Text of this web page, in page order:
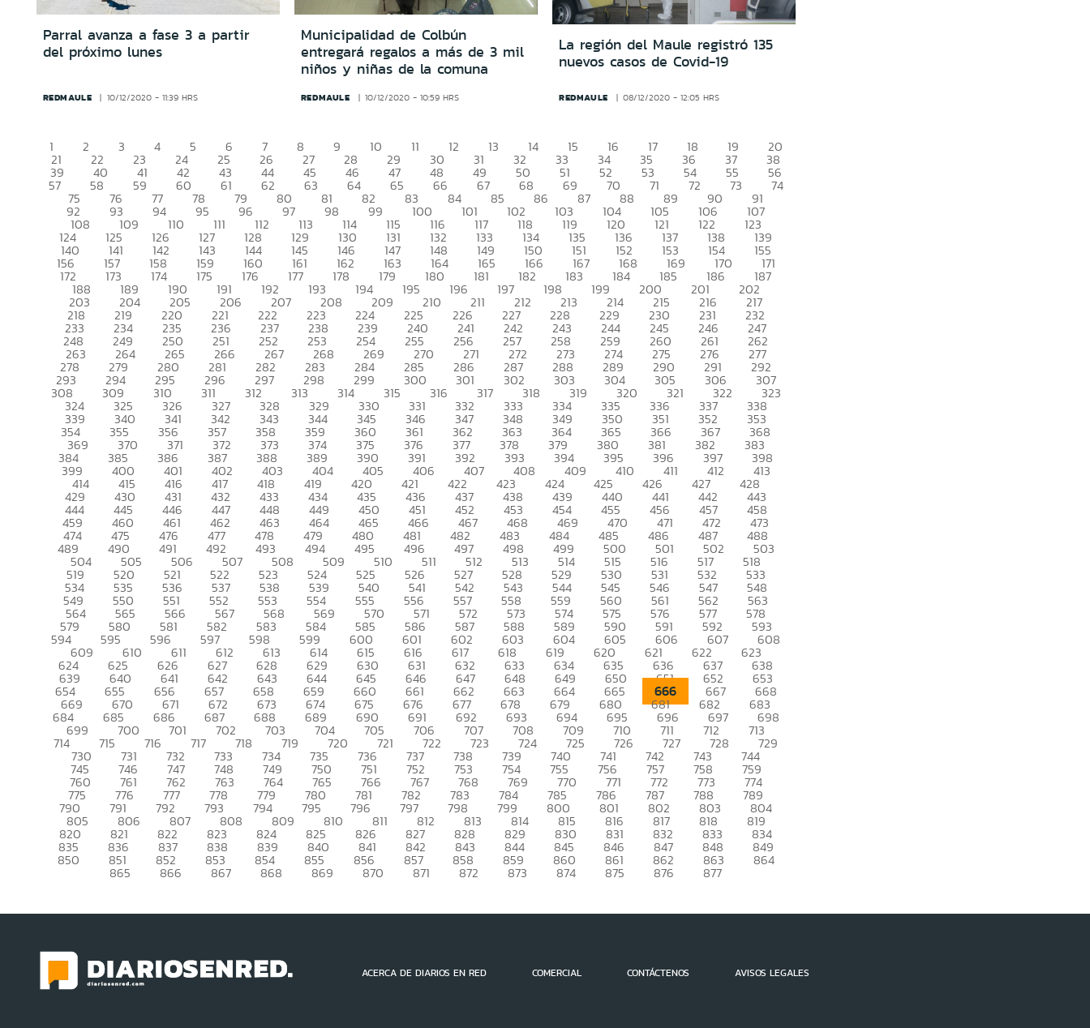
Parral avanza a fase 3 a partir
del próximo lunes
REDMAULE 10/12/2020 - 11:39 HRS
Municipalidad de Colbún
entregará regalos a más de 3 mil
niños y niñas de la comuna
REDMAULE 10/12/2020 - 10:59 HRS
La región del Maule registró 135
nuevos casos de Covid-19
REDMAULE 08/12/2020 - 12:05 HRS
1 2 3 4 5 6 7 8 9 10 11 12 13 14 15 16 17 18 19 20
21 22 23 24 25 26 27 28 29 30 31 32 33 34 35 36 37 38
39 40 41 42 43 44 45 46 47 48 49 50 51 52 53 54 55 56
57 58 59 60 61 62 63 64 65 66 67 68 69 70 71 72 73 74
75 76 77 78 79 80 81 82 83 84 85 86 87 88 89 90 91
92 93 94 95 96 97 98 99 100 101 102 103 104 105 106 107
108 109 110 111 112 113 114 115 116 117 118 119 120 121 122 123
124 125 126 127 128 129 130 131 132 133 134 135 136 137 138 139
140 141 142 143 144 145 146 147 148 149 150 151 152 153 154 155
156 157 158 159 160 161 162 163 164 165 166 167 168 169 170 171
172 173 174 175 176 177 178 179 180 181 182 183 184 185 186 187
188 189 190 191 192 193 194 195 196 197 198 199 200 201 202
203 204 205 206 207 208 209 210 211 212 213 214 215 216 217
218 219 220 221 222 223 224 225 226 227 228 229 230 231 232
233 234 235 236 237 238 239 240 241 242 243 244 245 246 247
248 249 250 251 252 253 254 255 256 257 258 259 260 261 262
263 264 265 266 267 268 269 270 271 272 273 274 275 276 277
278 279 280 281 282 283 284 285 286 287 288 289 290 291 292
293 294 295 296 297 298 299 300 301 302 303 304 305 306 307
308 309 310 311 312 313 314 315 316 317 318 319 320 321 322 323
324 325 326 327 328 329 330 331 332 333 334 335 336 337 338
339 340 341 342 343 344 345 346 347 348 349 350 351 352 353
354 355 356 357 358 359 360 361 362 363 364 365 366 367 368
369 370 371 372 373 374 375 376 377 378 379 380 381 382 383
384 385 386 387 388 389 390 391 392 393 394 395 396 397 398
399 400 401 402 403 404 405 406 407 408 409 410 411 412 413
414 415 416 417 418 419 420 421 422 423 424 425 426 427 428
429 430 431 432 433 434 435 436 437 438 439 440 441 442 443
444 445 446 447 448 449 450 451 452 453 454 455 456 457 458
459 460 461 462 463 464 465 466 467 468 469 470 471 472 473
474 475 476 477 478 479 480 481 482 483 484 485 486 487 488
489 490 491 492 493 494 495 496 497 498 499 500 501 502 503
504 505 506 507 508 509 510 511 512 513 514 515 516 517 518
519 520 521 522 523 524 525 526 527 528 529 530 531 532 533
534 535 536 537 538 539 540 541 542 543 544 545 546 547 548
549 550 551 552 553 554 555 556 557 558 559 560 561 562 563
564 565 566 567 568 569 570 571 572 573 574 575 576 577 578
579 580 581 582 583 584 585 586 587 588 589 590 591 592 593
594 595 596 597 598 599 600 601 602 603 604 605 606 607 608
609 610 611 612 613 614 615 616 617 618 619 620 621 622 623
624 625 626 627 628 629 630 631 632 633 634 635 636 637 638
639 640 641 642 643 644 645 646 647 648 649 650 651 652 653
654 655 656 657 658 659 660 661 662 663 664 665 666 667 668
669 670 671 672 673 674 675 676 677 678 679 680 681 682 683
684 685 686 687 688 689 690 691 692 693 694 695 696 697 698
699 700 701 702 703 704 705 706 707 708 709 710 711 712 713
714 715 716 717 718 719 720 721 722 723 724 725 726 727 728 729
730 731 732 733 734 735 736 737 738 739 740 741 742 743 744
745 746 747 748 749 750 751 752 753 754 755 756 757 758 759
760 761 762 763 764 765 766 767 768 769 770 771 772 773 774
775 776 777 778 779 780 781 782 783 784 785 786 787 788 789
790 791 792 793 794 795 796 797 798 799 800 801 802 803 804
805 806 807 808 809 810 811 812 813 814 815 816 817 818 819
820 821 822 823 824 825 826 827 828 829 830 831 832 833 834
835 836 837 838 839 840 841 842 843 844 845 846 847 848 849
850 851 852 853 854 855 856 857 858 859 860 861 862 863 864
865 866 867 868 869 870 871 872 873 874 875 876 877
ACERCA DE DIARIOS EN RED COMERCIAL CONTÁCTENOS AVISOS LEGALES